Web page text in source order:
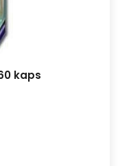
kaps